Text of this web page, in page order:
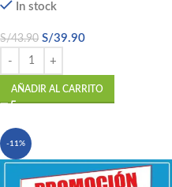
In stock
S/43.90 S/39.90
AÑADIR AL CARRITO
-11%